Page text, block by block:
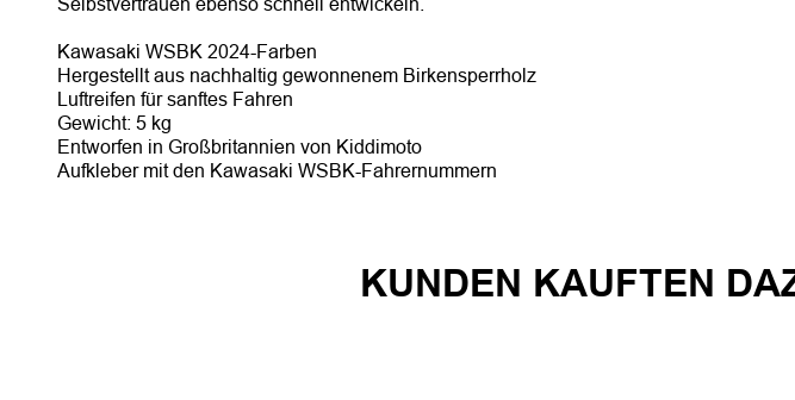
Kawasaki WSBK 2024-Farben
Hergestellt aus nachhaltig gewonnenem Birkensperrholz
Luftreifen für sanftes Fahren
Gewicht: 5 kg
Entworfen in Großbritannien von Kiddimoto
Aufkleber mit den Kawasaki WSBK-Fahrernummern
KUNDEN KAUFTEN